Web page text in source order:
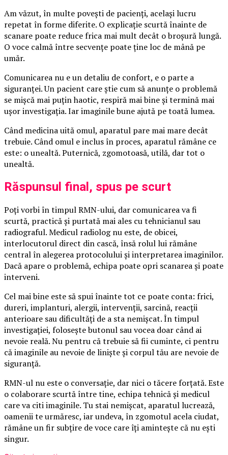
Am văzut, în multe povești de pacienți, același lucru
repetat în forme diferite. O explicație scurtă înainte de
scanare poate reduce frica mai mult decât o broșură lungă.
O voce calmă între secvențe poate ține loc de mână pe
umăr.
Comunicarea nu e un detaliu de confort, e o parte a
siguranței. Un pacient care știe cum să anunțe o problemă
se mișcă mai puțin haotic, respiră mai bine și termină mai
ușor investigația. Iar imaginile bune ajută pe toată lumea.
Când medicina uită omul, aparatul pare mai mare decât
trebuie. Când omul e inclus în proces, aparatul rămâne ce
este: o unealtă. Puternică, zgomotoasă, utilă, dar tot o
unealtă.
Răspunsul final, spus pe scurt
Poți vorbi în timpul RMN-ului, dar comunicarea va fi
scurtă, practică și purtată mai ales cu tehnicianul sau
radiograful. Medicul radiolog nu este, de obicei,
interlocutorul direct din cască, însă rolul lui rămâne
central în alegerea protocolului și interpretarea imaginilor.
Dacă apare o problemă, echipa poate opri scanarea și poate
interveni.
Cel mai bine este să spui înainte tot ce poate conta: frici,
dureri, implanturi, alergii, intervenții, sarcină, reacții
anterioare sau dificultăți de a sta nemișcat. În timpul
investigației, folosește butonul sau vocea doar când ai
nevoie reală. Nu pentru că trebuie să fii cuminte, ci pentru
că imaginile au nevoie de liniște și corpul tău are nevoie de
siguranță.
RMN-ul nu este o conversație, dar nici o tăcere forțată. Este
o colaborare scurtă între tine, echipa tehnică și medicul
care va citi imaginile. Tu stai nemișcat, aparatul lucrează,
oamenii te urmăresc, iar undeva, în zgomotul acela ciudat,
rămâne un fir subțire de voce care îți amintește că nu ești
singur.